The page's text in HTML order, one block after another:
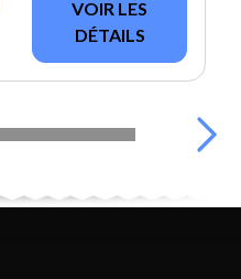
VOIR LES
DÉTAILS